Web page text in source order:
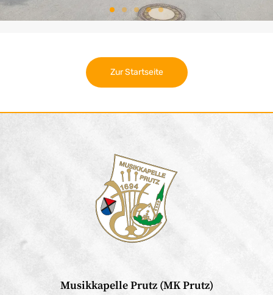
Zur Startseite
Musikkapelle Prutz (MK Prutz)